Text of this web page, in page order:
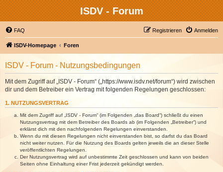
ISDV - Forum
FAQ Anmelden
Registrieren
ISDV-Homepage Foren
ISDV - Forum - Nutzungsbedingungen
Mit dem Zugriff auf „ISDV - Forum“ („https://www.isdv.net/forum“) wird zwischen
dir und dem Betreiber ein Vertrag mit folgenden Regelungen geschlossen:
1. NUTZUNGSVERTRAG
Mit dem Zugriff auf „ISDV - Forum“ (im Folgenden „das Board“) schließt du einen
Nutzungsvertrag mit dem Betreiber des Boards ab (im Folgenden „Betreiber“) und
erklärst dich mit den nachfolgenden Regelungen einverstanden.
Wenn du mit diesen Regelungen nicht einverstanden bist, so darfst du das Board
nicht weiter nutzen. Für die Nutzung des Boards gelten jeweils die an dieser Stelle
veröffentlichten Regelungen.
Der Nutzungsvertrag wird auf unbestimmte Zeit geschlossen und kann von beiden
Seiten ohne Einhaltung einer Frist jederzeit gekündigt werden.